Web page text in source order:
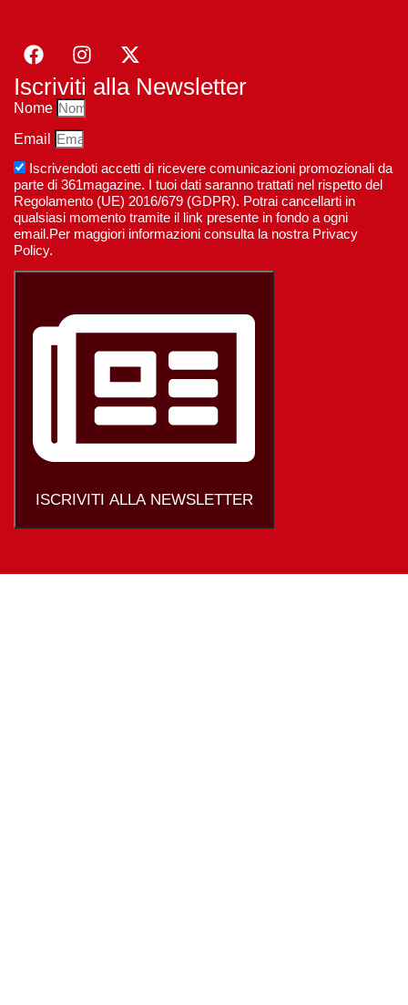
Iscriviti alla Newsletter
Nome
Email
Iscrivendoti accetti di ricevere comunicazioni promozionali da
parte di 361magazine. I tuoi dati saranno trattati nel rispetto del
Regolamento (UE) 2016/679 (GDPR). Potrai cancellarti in
qualsiasi momento tramite il link presente in fondo a ogni
email.Per maggiori informazioni consulta la nostra Privacy
Policy.
ISCRIVITI ALLA NEWSLETTER